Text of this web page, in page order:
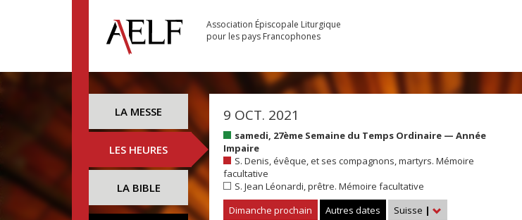
Association Épiscopale Liturgique
pour les pays Francophones
LA MESSE
LES HEURES
LA BIBLE
9 OCT. 2021
samedi, 27ème Semaine du Temps Ordinaire — Année
Impaire
S. Denis, évêque, et ses compagnons, martyrs. Mémoire
facultative
S. Jean Léonardi, prêtre. Mémoire facultative
Dimanche prochain
Autres dates Suisse |